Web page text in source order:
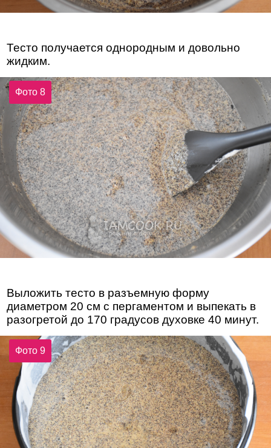
Тесто получается однородным и довольно
жидким.
Фото 8
Выложить тесто в разъемную форму
диаметром 20 см с пергаментом и выпекать в
разогретой до 170 градусов духовке 40 минут.
Фото 9